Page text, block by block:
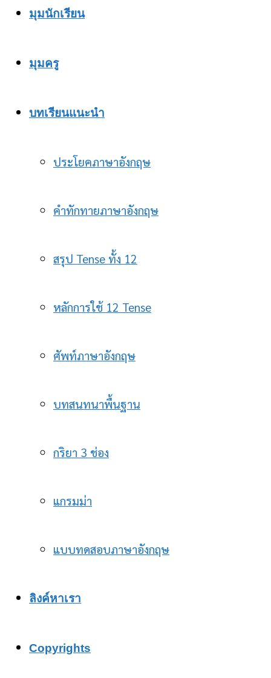
มุมนักเรียน
มุมครู
บทเรียนแนะนำ
ประโยคภาษาอังกฤษ
คำทักทายภาษาอังกฤษ
สรุป Tense ทั้ง 12
หลักการใช้ 12 Tense
ศัพท์ภาษาอังกฤษ
บทสนทนาพื้นฐาน
กริยา 3 ช่อง
แกรมม่า
แบบทดสอบภาษาอังกฤษ
ลิงค์หาเรา
Copyrights